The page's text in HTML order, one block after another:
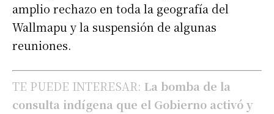
amplio rechazo en toda la geografía del
Wallmapu y la suspensión de algunas
reuniones.
TE PUEDE INTERESAR: La bomba de la
consulta indígena que el Gobierno activó y